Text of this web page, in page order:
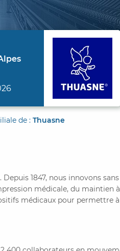
de : Thuasne
1847, nous innovons
médicale, du maintien
médicaux pour permettre